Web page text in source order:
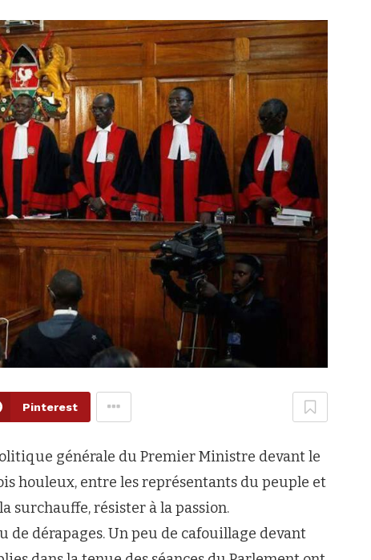
Pinterest
générale du Premier Ministre devant le
houleux, entre les représentants du peuple et
surchauffe, résister à la passion.
de dérapages. Un peu de cafouillage devant